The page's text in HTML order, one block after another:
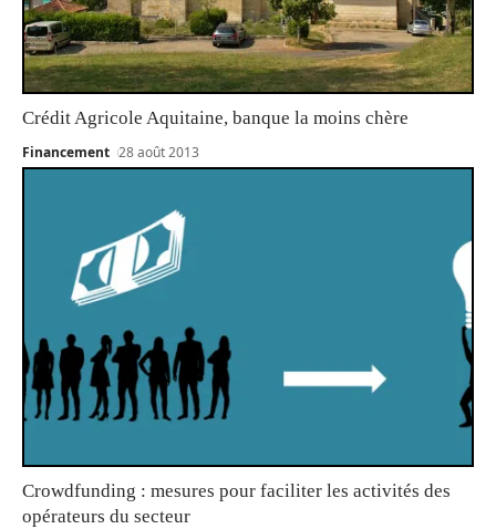
Crédit Agricole Aquitaine, banque la moins chère
Financement 28 août 2013
Crowdfunding : mesures pour faciliter les activités des
opérateurs du secteur